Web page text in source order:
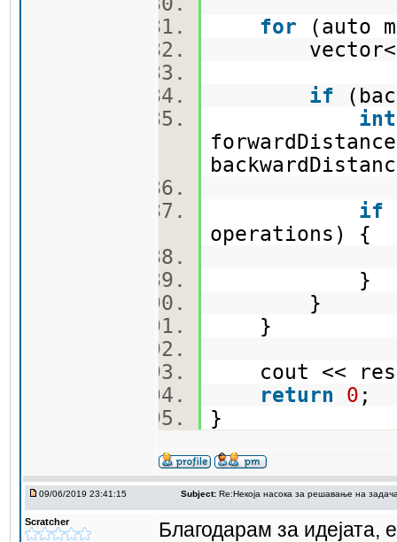
for (auto
vector<
if
int
if
operations) {
}
}
}
cout <<
return
0 ;
}
09/06/2019 23:41:15 Subject: Re:Некоја насока за решавање на
Scratcher Благодарам за идејата,